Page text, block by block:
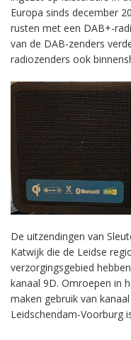
Europa sinds december
rusten met een DAB+-
van de DAB-zenders
radiozenders ook
De uitzendingen van
Katwijk die de Leidse
verzorgingsgebied
kanaal 9D. Omroepen in
maken gebruik van
Leidschendam-Voorburg